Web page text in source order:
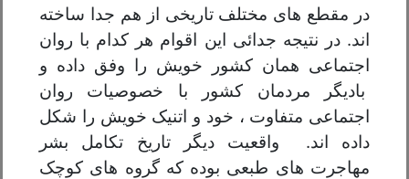
در مقطع های مختلف تاریخی از هم جدا ساخته
اند. در نتیجه جدائی این اقوام هر کدام با روان
اجتماعی همان کشور خویش را وفق داده و
بادیگر مردمان کشور با خصوصیات روان
اجتماعی متفاوت ، خود و اتنیک خویش را شکل
داده اند. واقعیت دیگر تاریخ تکامل بشر
مهاجرت های طبعی بوده که گروه های کوچک